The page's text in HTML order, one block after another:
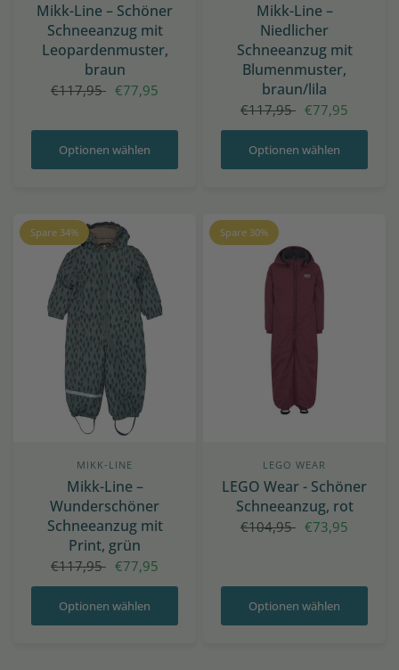
Mikk-Line – Schöner
Schneeanzug mit
Leopardenmuster,
braun
€117,95 €77,95
Optionen wählen
Mikk-Line –
Niedlicher
Schneeanzug mit
Blumenmuster,
braun/lila
€117,95 €77,95
Optionen wählen
Spare 34%
MIKK-LINE
Mikk-Line –
Wunderschöner
Schneeanzug mit
Print, grün
€117,95 €77,95
Optionen wählen
Spare 30%
LEGO WEAR
LEGO Wear - Schöner
Schneeanzug, rot
€104,95 €73,95
Optionen wählen